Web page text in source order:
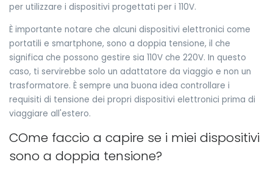
per utilizzare i dispositivi progettati per i 110V.
È importante notare che alcuni dispositivi elettronici come
portatili e smartphone, sono a doppia tensione, il che
significa che possono gestire sia 110V che 220V. In questo
caso, ti servirebbe solo un adattatore da viaggio e non un
trasformatore. È sempre una buona idea controllare i
requisiti di tensione dei propri dispositivi elettronici prima di
viaggiare all'estero.
COme faccio a capire se i miei dispositivi
sono a doppia tensione?